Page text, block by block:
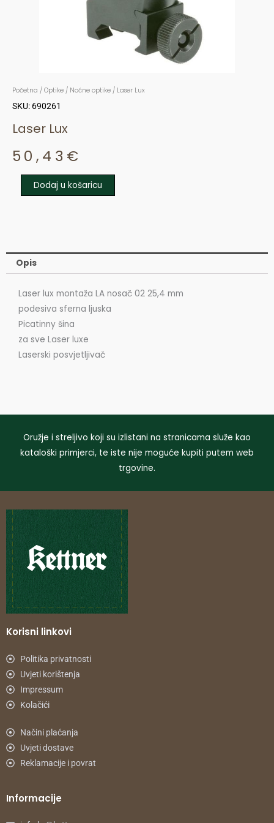
Početna / Optike / Noćne optike / Laser Lux
SKU: 690261
Laser Lux
50,43 €
Dodaj u košaricu
Opis
Laser lux montaža LA nosač 02 25,4 mm
podesiva sferna ljuska
Picatinny šina
za sve Laser luxe
Laserski posvjetljivač
Oružje i streljivo koji su izlistani na stranicama služe kao
kataloški primjerci, te iste nije moguće kupiti putem web
trgovine.
Korisni linkovi
Politika privatnosti
Uvjeti korištenja
Impressum
Kolačići
Načini plaćanja
Uvjeti dostave
Reklamacije i povrat
Informacije